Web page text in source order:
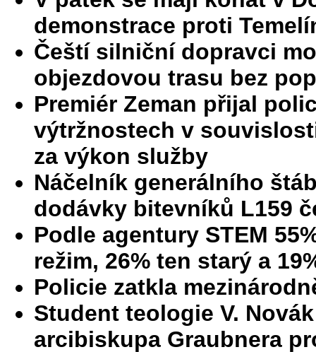
demonstrace proti
Čeští silniční dopravci
objezdovou trasu bez
Premiér Zeman přijal
výtržnostech v
za výkon služby
Náčelník generálního
dodávky bitevníků L159
Podle agentury STEM
režim, 26% ten starý a
Policie zatkla
Student teologie V.
arcibiskupa Graubnera